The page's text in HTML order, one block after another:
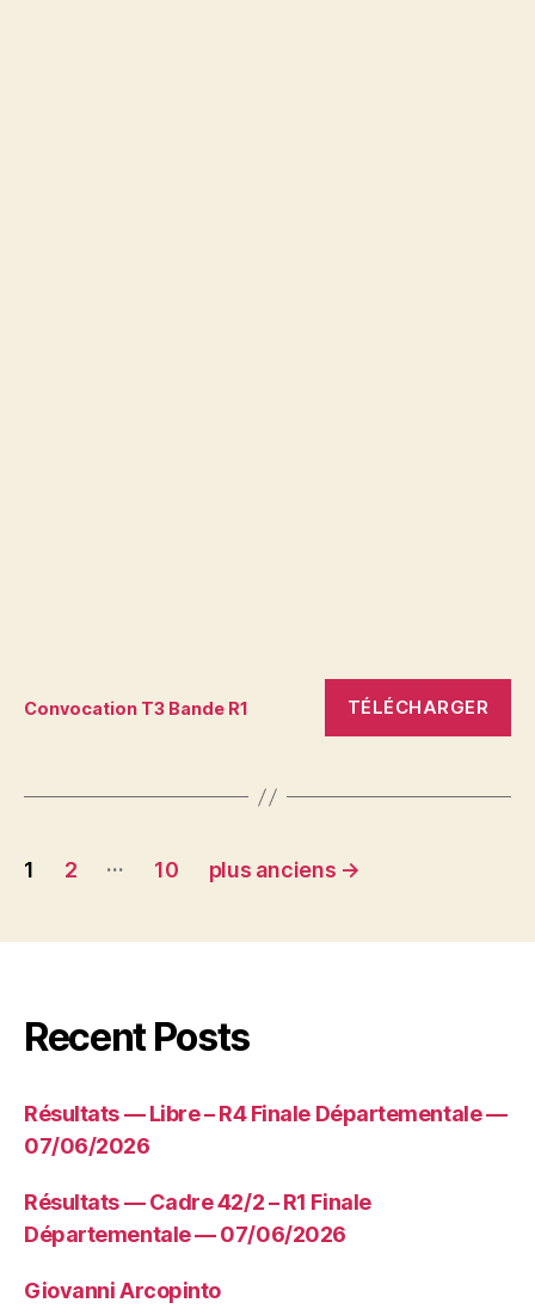
Convocation T3 Bande R1 TÉLÉCHARGER
Pagination
publications
1 2 … 10 plus anciens →
Recent Posts
Résultats — Libre – R4 Finale Départementale —
07/06/2026
Résultats — Cadre 42/2 – R1 Finale
Départementale — 07/06/2026
Giovanni Arcopinto